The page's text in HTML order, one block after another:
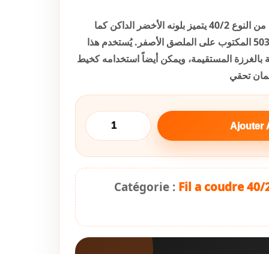
هذا المنتج عبارة عن خيط خياطة من النوع 40/2 يتميز بلونه الأخضر الداكن كما
يظهر على البكرة، ويحمل الرقم 503 المكتوب على الملصق الأصفر. يُستخدم هذا
المستقيمة، ويمكن أيضاً استخدامه كخيط
تحقي
Ajouter
Catégorie : Fil a coudre 40/